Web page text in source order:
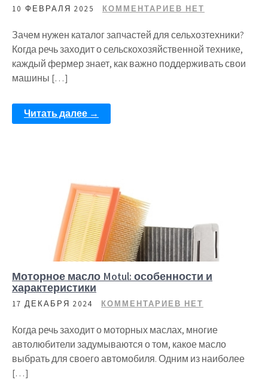
10 ФЕВРАЛЯ 2025 КОММЕНТАРИЕВ НЕТ
Зачем нужен каталог запчастей для сельхозтехники?
Когда речь заходит о сельскохозяйственной технике,
каждый фермер знает, как важно поддерживать свои
машины […]
Читать далее →
Моторное масло Motul: особенности и
характеристики
17 ДЕКАБРЯ 2024 КОММЕНТАРИЕВ НЕТ
Когда речь заходит о моторных маслах, многие
автолюбители задумываются о том, какое масло
выбрать для своего автомобиля. Одним из наиболее
[…]